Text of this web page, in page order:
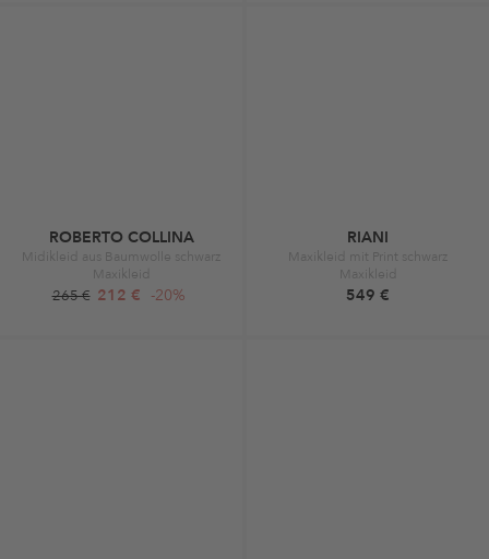
ROBERTO COLLINA
Midikleid aus Baumwolle schwarz
Maxikleid
265 € 212 € -20%
RIANI
Maxikleid mit Print schwarz
Maxikleid
549 €